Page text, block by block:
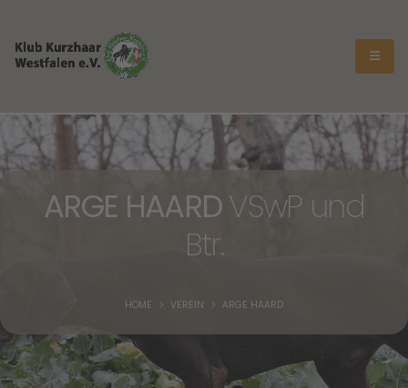
ARGE HAARDVSwP und
Btr.
HOME VEREIN ARGE HAARD